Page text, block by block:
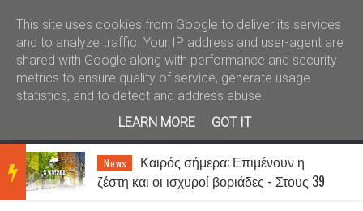
Καλώς ήλθατε Kral News
BRE News
Καιρός σήμερα: Επιμένουν η
ζέστη και οι ισχυροί βοριάδες - Στους 39
This site uses cookies from Google to deliver its services
and to analyze traffic. Your IP address and user-agent are
shared with Google along with performance and security
metrics to ensure quality of service, generate usage
statistics, and to detect and address abuse.
LEARN MORE
GOT IT